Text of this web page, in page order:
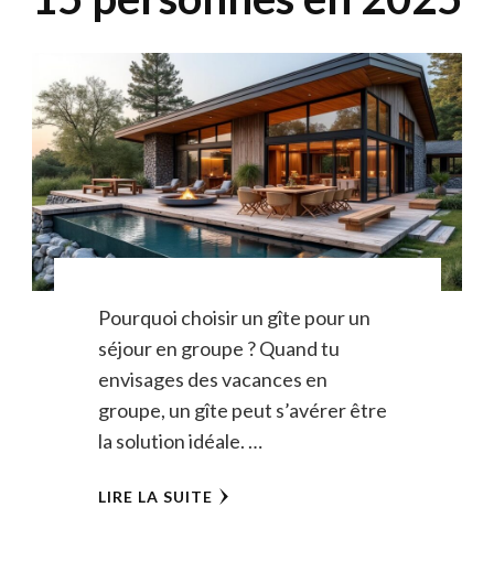
Pourquoi choisir un gîte pour un
séjour en groupe ? Quand tu
envisages des vacances en
groupe, un gîte peut s’avérer être
la solution idéale. …
LIRE LA SUITE